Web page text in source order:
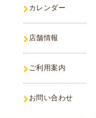
カレンダー
店舗情報
ご利用案内
お問い合わせ